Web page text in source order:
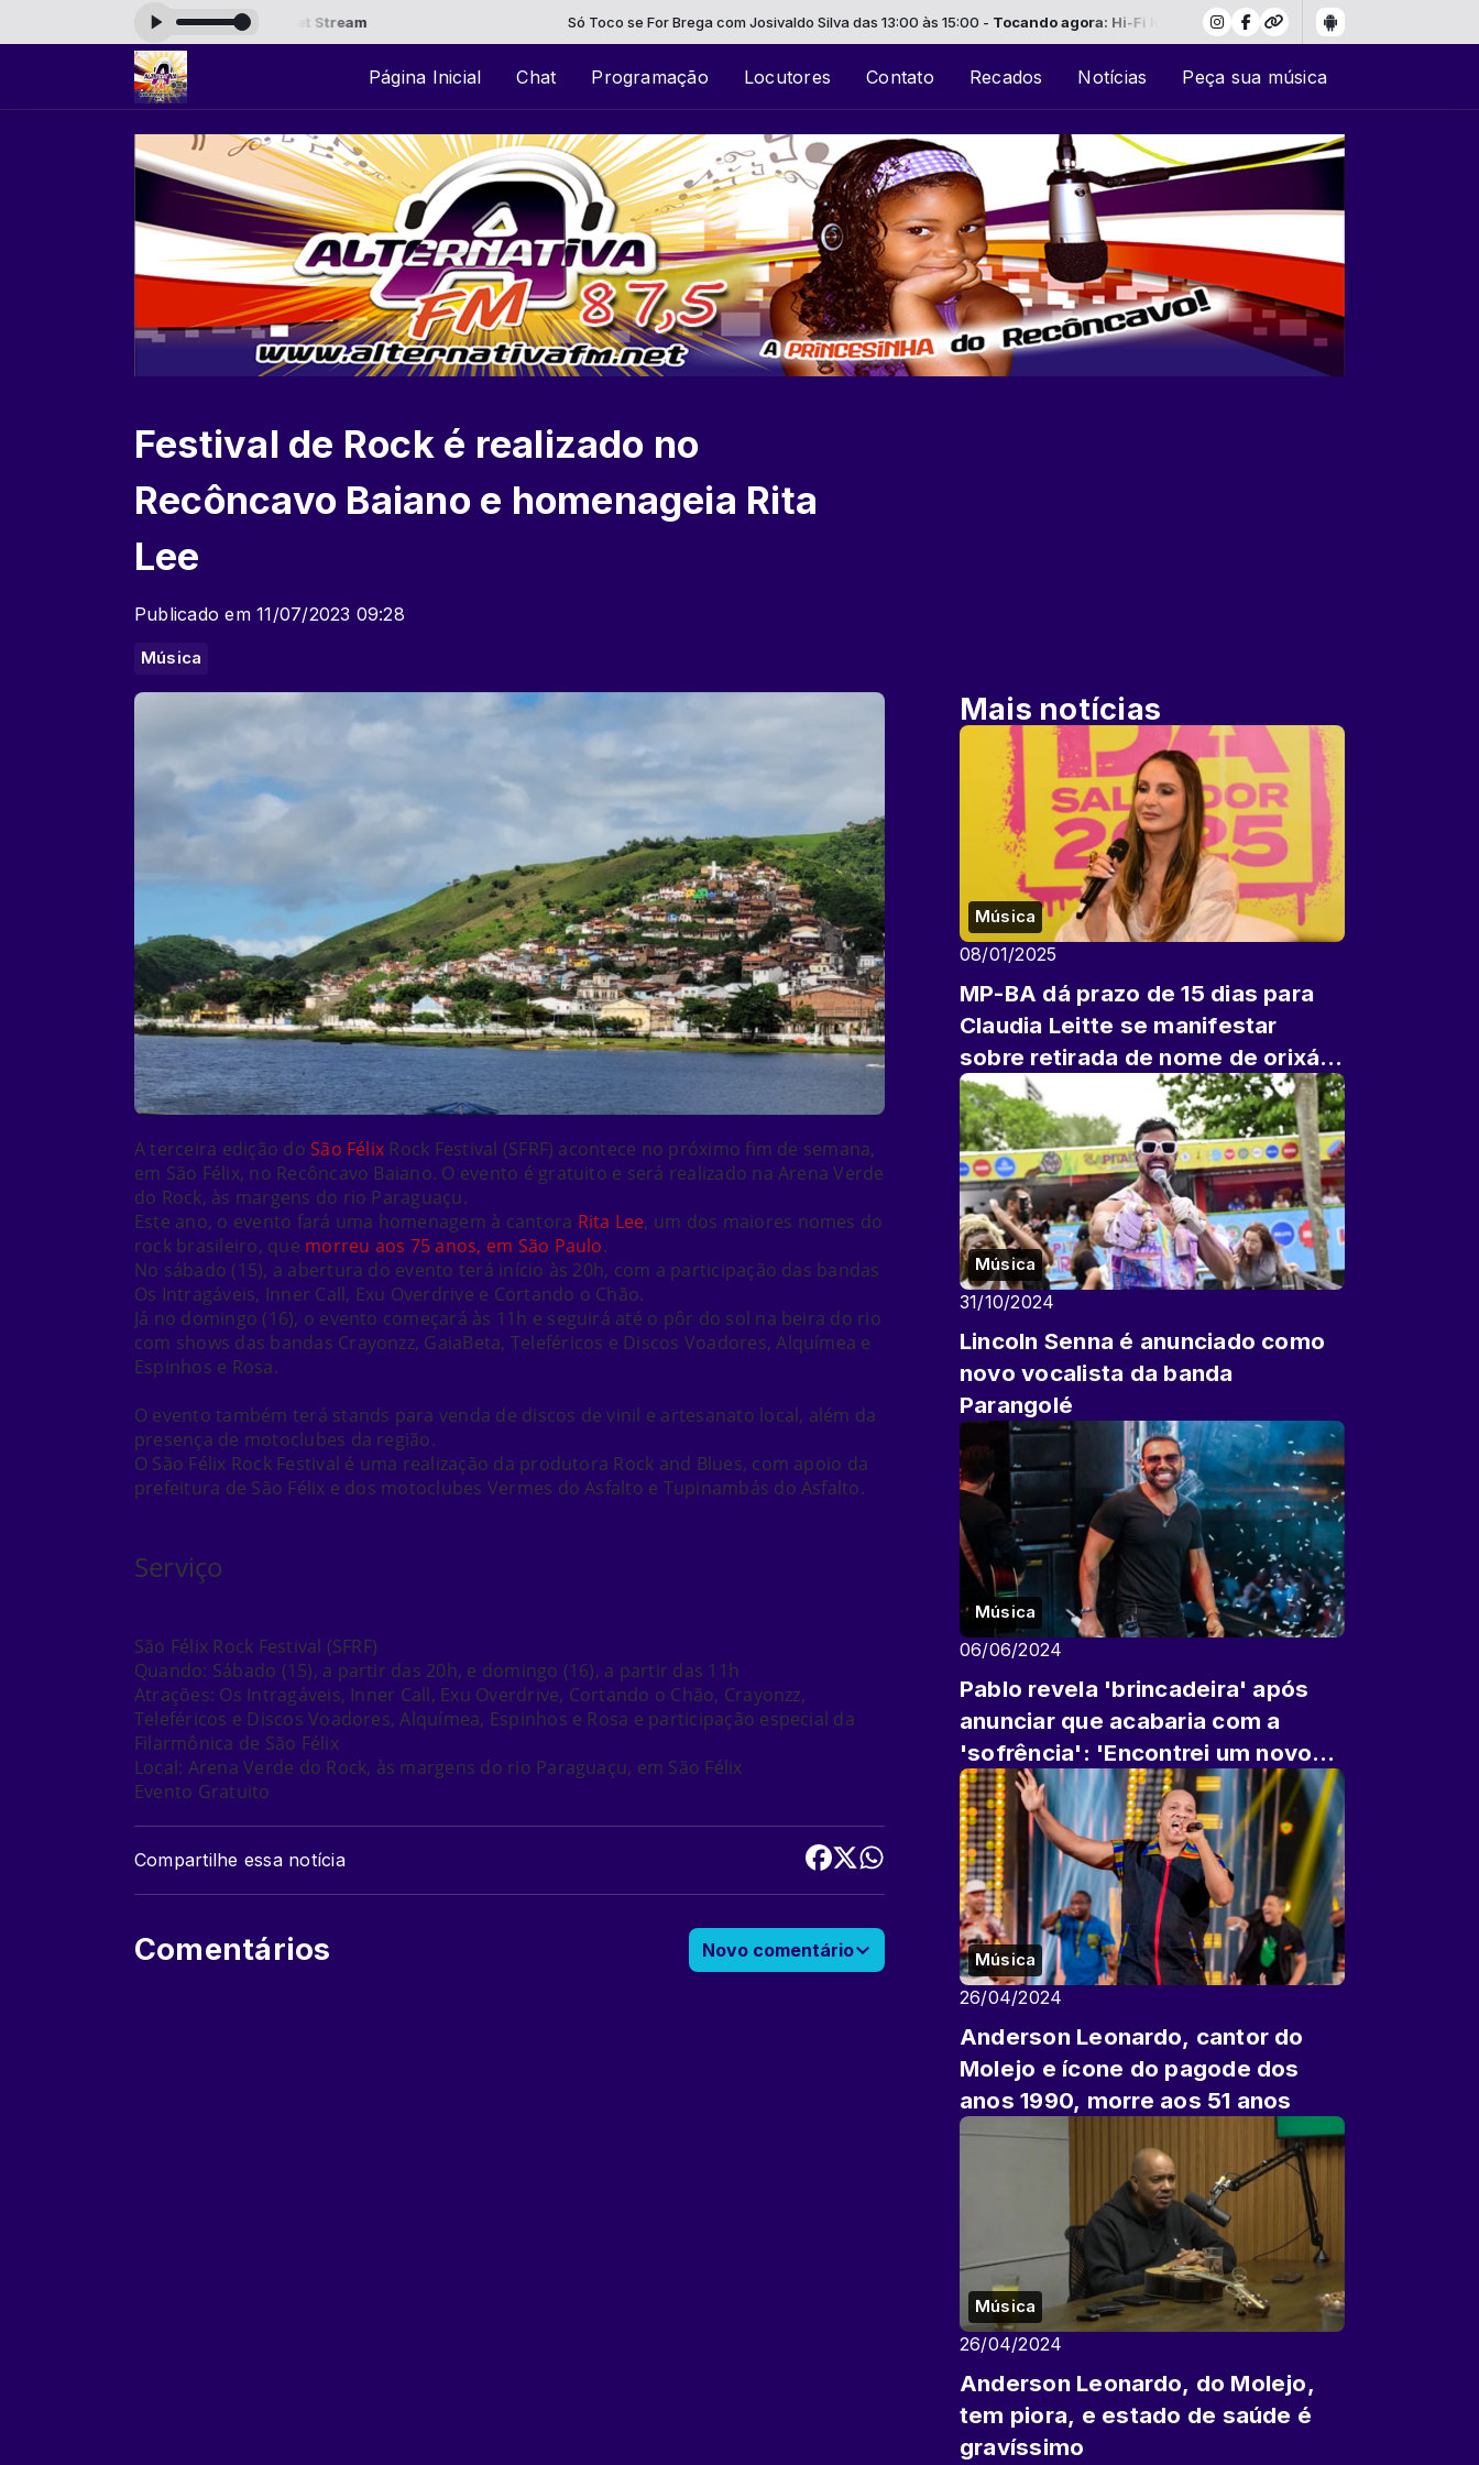
agora: Hi-Fi Internet Stream Só Toco se For Brega com Josivaldo Silva das 13:00 às 15:00 -Tocando agora: Hi-Fi Internet Stream
Página Inicial Chat Programação Locutores Contato Recados Notícias Peça sua música
Festival de Rock é realizado no
Recôncavo Baiano e homenageia Rita
Lee
Publicado em 11/07/2023 09:28
Música
A terceira edição do São Félix Rock Festival (SFRF) acontece no próximo fim de semana,
em São Félix, no Recôncavo Baiano. O evento é gratuito e será realizado na Arena Verde
do Rock, às margens do rio Paraguaçu.
Este ano, o evento fará uma homenagem à cantora Rita Lee, um dos maiores nomes do
rock brasileiro, que morreu aos 75 anos, em São Paulo.
No sábado (15), a abertura do evento terá início às 20h, com a participação das bandas
Os Intragáveis, Inner Call, Exu Overdrive e Cortando o Chão.
Já no domingo (16), o evento começará às 11h e seguirá até o pôr do sol na beira do rio
com shows das bandas Crayonzz, GaiaBeta, Teleféricos e Discos Voadores, Alquímea e
Espinhos e Rosa.
O evento também terá stands para venda de discos de vinil e artesanato local, além da
presença de motoclubes da região.
O São Félix Rock Festival é uma realização da produtora Rock and Blues, com apoio da
prefeitura de São Félix e dos motoclubes Vermes do Asfalto e Tupinambás do Asfalto.
Serviço
São Félix Rock Festival (SFRF)
Quando: Sábado (15), a partir das 20h, e domingo (16), a partir das 11h
Atrações: Os Intragáveis, Inner Call, Exu Overdrive, Cortando o Chão, Crayonzz,
Teleféricos e Discos Voadores, Alquímea, Espinhos e Rosa e participação especial da
Filarmônica de São Félix
Local: Arena Verde do Rock, às margens do rio Paraguaçu, em São Félix
Evento Gratuito
Compartilhe essa notícia
Comentários Novo comentário
Mais notícias
Música
08/01/2025
MP-BA dá prazo de 15 dias para
Claudia Leitte se manifestar
sobre retirada de nome de orixá
em música; audiência públ...
Música
31/10/2024
Lincoln Senna é anunciado como
novo vocalista da banda
Parangolé
Música
06/06/2024
Pablo revela 'brincadeira' após
anunciar que acabaria com a
'sofrência': 'Encontrei um novo
amor pra minha vida'
Música
26/04/2024
Anderson Leonardo, cantor do
Molejo e ícone do pagode dos
anos 1990, morre aos 51 anos
Música
26/04/2024
Anderson Leonardo, do Molejo,
tem piora, e estado de saúde é
gravíssimo